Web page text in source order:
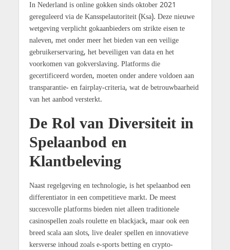
In Nederland is online gokken sinds oktober 2021
gereguleerd via de Kansspelautoriteit (Ksa). Deze nieuwe
wetgeving verplicht gokaanbieders om strikte eisen te
naleven, met onder meer het bieden van een veilige
gebruikerservaring, het beveiligen van data en het
voorkomen van gokverslaving. Platforms die
gecertificeerd worden, moeten onder andere voldoen aan
transparantie- en fairplay-criteria, wat de betrouwbaarheid
van het aanbod versterkt.
De Rol van Diversiteit in
Spelaanbod en
Klantbeleving
Naast regelgeving en technologie, is het spelaanbod een
differentiator in een competitieve markt. De meest
succesvolle platforms bieden niet alleen traditionele
casinospellen zoals roulette en blackjack, maar ook een
breed scala aan slots, live dealer spellen en innovatieve
kersverse inhoud zoals e-sports betting en crypto-